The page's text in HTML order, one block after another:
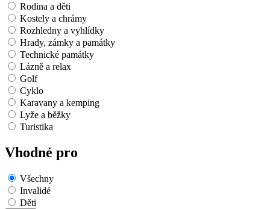
Rodina a děti
Kostely a chrámy
Rozhledny a vyhlídky
Hrady, zámky a památky
Technické památky
Lázně a relax
Golf
Cyklo
Karavany a kemping
Lyže a běžky
Turistika
Vhodné pro
Všechny
Invalidé
Děti